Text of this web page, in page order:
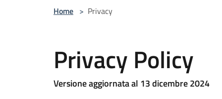
Home > Privacy
Privacy Policy
Versione aggiornata al 13 dicembre 2024